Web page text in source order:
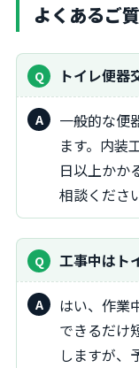
よくあるご
トイレ便
一般的な便器交換のみなら、半日～1日で完了し
ます。内装
日以上かか
相談くださ
工事中は
はい、作業中は一時的にトイレが使えません。
できるだけ
しますが、